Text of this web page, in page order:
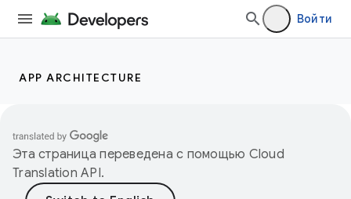
Войти
APP ARCHITECTURE
Эта страница переведена с помощью Cloud
Translation API.